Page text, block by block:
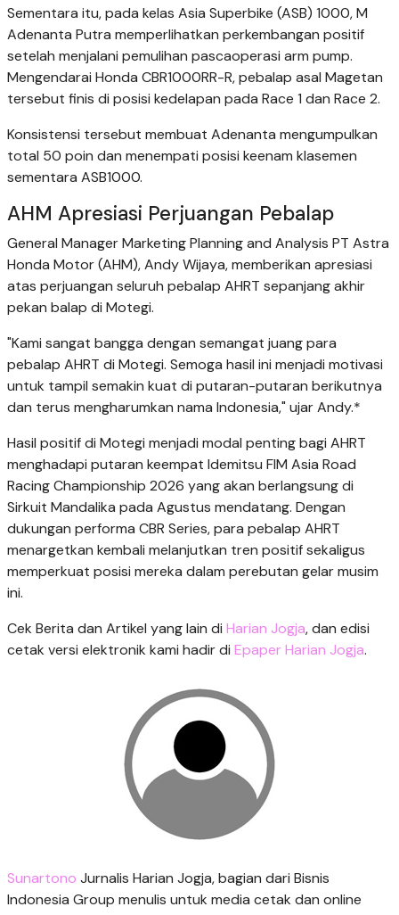
Sementara itu, pada kelas Asia Superbike (ASB) 1000, M
Adenanta Putra memperlihatkan perkembangan positif
setelah menjalani pemulihan pascaoperasi arm pump.
Mengendarai Honda CBR1000RR-R, pebalap asal Magetan
tersebut finis di posisi kedelapan pada Race 1 dan Race 2.
Konsistensi tersebut membuat Adenanta mengumpulkan
total 50 poin dan menempati posisi keenam klasemen
sementara ASB1000.
AHM Apresiasi Perjuangan Pebalap
General Manager Marketing Planning and Analysis PT Astra
Honda Motor (AHM), Andy Wijaya, memberikan apresiasi
atas perjuangan seluruh pebalap AHRT sepanjang akhir
pekan balap di Motegi.
"Kami sangat bangga dengan semangat juang para
pebalap AHRT di Motegi. Semoga hasil ini menjadi motivasi
untuk tampil semakin kuat di putaran-putaran berikutnya
dan terus mengharumkan nama Indonesia," ujar Andy.*
Hasil positif di Motegi menjadi modal penting bagi AHRT
menghadapi putaran keempat Idemitsu FIM Asia Road
Racing Championship 2026 yang akan berlangsung di
Sirkuit Mandalika pada Agustus mendatang. Dengan
dukungan performa CBR Series, para pebalap AHRT
menargetkan kembali melanjutkan tren positif sekaligus
memperkuat posisi mereka dalam perebutan gelar musim
ini.
Cek Berita dan Artikel yang lain di Harian Jogja, dan edisi
cetak versi elektronik kami hadir di Epaper Harian Jogja.
Sunartono Jurnalis Harian Jogja, bagian dari Bisnis
Indonesia Group menulis untuk media cetak dan online